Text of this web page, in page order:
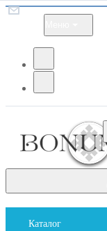
Каталог